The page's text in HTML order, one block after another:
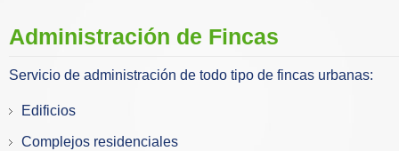
Administración de Fincas
Servicio de administración de todo tipo de fincas urbanas:
Edificios
Complejos residenciales